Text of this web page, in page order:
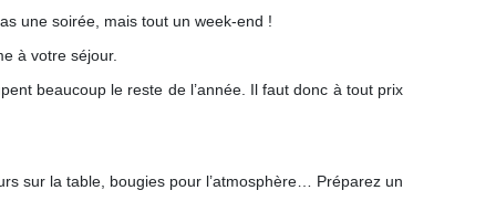
une soirée, mais tout un week-end !
à votre séjour.
beaucoup le reste de l’année. Il faut donc à tout prix
sur la table, bougies pour l’atmosphère… Préparez un